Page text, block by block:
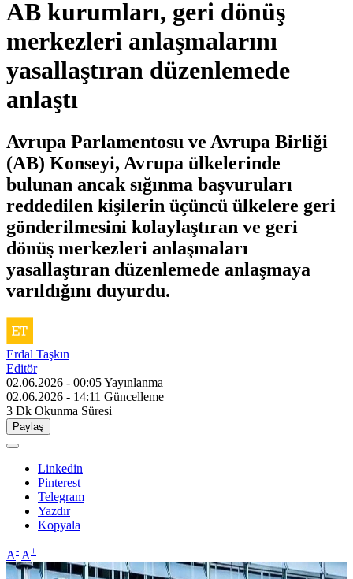
AB kurumları, geri dönüş
merkezleri anlaşmalarını
yasallaştıran düzenlemede
anlaştı
Avrupa Parlamentosu ve Avrupa Birliği
(AB) Konseyi, Avrupa ülkelerinde
bulunan ancak sığınma başvuruları
reddedilen kişilerin üçüncü ülkelere geri
gönderilmesini kolaylaştıran ve geri
dönüş merkezleri anlaşmaları
yasallaştıran düzenlemede anlaşmaya
varıldığını duyurdu.
Erdal Taşkın
Editör
02.06.2026 - 00:05Yayınlanma
02.06.2026 - 14:11 Güncelleme
3 Dk Okunma Süresi
Paylaş
Linkedin
Pinterest
Telegram
Yazdır
Kopyala
A- A+